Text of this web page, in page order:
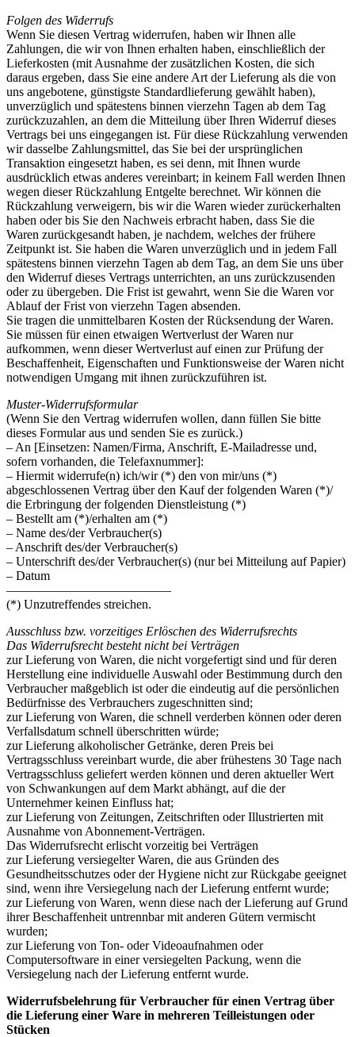
Folgen des Widerrufs
Wenn Sie diesen Vertrag widerrufen, haben wir Ihnen alle
Zahlungen, die wir von Ihnen erhalten haben, einschließlich der
Lieferkosten (mit Ausnahme der zusätzlichen Kosten, die sich
daraus ergeben, dass Sie eine andere Art der Lieferung als die von
uns angebotene, günstigste Standardlieferung gewählt haben),
unverzüglich und spätestens binnen vierzehn Tagen ab dem Tag
zurückzuzahlen, an dem die Mitteilung über Ihren Widerruf dieses
Vertrags bei uns eingegangen ist. Für diese Rückzahlung verwenden
wir dasselbe Zahlungsmittel, das Sie bei der ursprünglichen
Transaktion eingesetzt haben, es sei denn, mit Ihnen wurde
ausdrücklich etwas anderes vereinbart; in keinem Fall werden Ihnen
wegen dieser Rückzahlung Entgelte berechnet. Wir können die
Rückzahlung verweigern, bis wir die Waren wieder zurückerhalten
haben oder bis Sie den Nachweis erbracht haben, dass Sie die
Waren zurückgesandt haben, je nachdem, welches der frühere
Zeitpunkt ist. Sie haben die Waren unverzüglich und in jedem Fall
spätestens binnen vierzehn Tagen ab dem Tag, an dem Sie uns über
den Widerruf dieses Vertrags unterrichten, an uns zurückzusenden
oder zu übergeben. Die Frist ist gewahrt, wenn Sie die Waren vor
Ablauf der Frist von vierzehn Tagen absenden.
Sie tragen die unmittelbaren Kosten der Rücksendung der Waren.
Sie müssen für einen etwaigen Wertverlust der Waren nur
aufkommen, wenn dieser Wertverlust auf einen zur Prüfung der
Beschaffenheit, Eigenschaften und Funktionsweise der Waren nicht
notwendigen Umgang mit ihnen zurückzuführen ist.
Muster-Widerrufsformular
(Wenn Sie den Vertrag widerrufen wollen, dann füllen Sie bitte
dieses Formular aus und senden Sie es zurück.)
– An [Einsetzen: Namen/Firma, Anschrift, E-Mailadresse und,
sofern vorhanden, die Telefaxnummer]:
– Hiermit widerrufe(n) ich/wir (*) den von mir/uns (*)
abgeschlossenen Vertrag über den Kauf der folgenden Waren (*)/
die Erbringung der folgenden Dienstleistung (*)
– Bestellt am (*)/erhalten am (*)
– Name des/der Verbraucher(s)
– Anschrift des/der Verbraucher(s)
– Unterschrift des/der Verbraucher(s) (nur bei Mitteilung auf Papier)
– Datum
—————————————
(*) Unzutreffendes streichen.
Ausschluss bzw. vorzeitiges Erlöschen des Widerrufsrechts
Das Widerrufsrecht besteht nicht bei Verträgen
zur Lieferung von Waren, die nicht vorgefertigt sind und für deren
Herstellung eine individuelle Auswahl oder Bestimmung durch den
Verbraucher maßgeblich ist oder die eindeutig auf die persönlichen
Bedürfnisse des Verbrauchers zugeschnitten sind;
zur Lieferung von Waren, die schnell verderben können oder deren
Verfallsdatum schnell überschritten würde;
zur Lieferung alkoholischer Getränke, deren Preis bei
Vertragsschluss vereinbart wurde, die aber frühestens 30 Tage nach
Vertragsschluss geliefert werden können und deren aktueller Wert
von Schwankungen auf dem Markt abhängt, auf die der
Unternehmer keinen Einfluss hat;
zur Lieferung von Zeitungen, Zeitschriften oder Illustrierten mit
Ausnahme von Abonnement-Verträgen.
Das Widerrufsrecht erlischt vorzeitig bei Verträgen
zur Lieferung versiegelter Waren, die aus Gründen des
Gesundheitsschutzes oder der Hygiene nicht zur Rückgabe geeignet
sind, wenn ihre Versiegelung nach der Lieferung entfernt wurde;
zur Lieferung von Waren, wenn diese nach der Lieferung auf Grund
ihrer Beschaffenheit untrennbar mit anderen Gütern vermischt
wurden;
zur Lieferung von Ton- oder Videoaufnahmen oder
Computersoftware in einer versiegelten Packung, wenn die
Versiegelung nach der Lieferung entfernt wurde.
Widerrufsbelehrung für Verbraucher für einen Vertrag über
die Lieferung einer Ware in mehreren Teilleistungen oder
Stücken